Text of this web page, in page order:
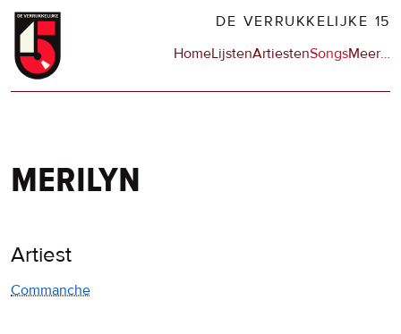
Overslaan
naar
DE VERRUKKELIJKE 15
Hoofdnavigatie
HomeLijstenArtiestenSongsMeerop
…
merilyn
Artiest
Commanche